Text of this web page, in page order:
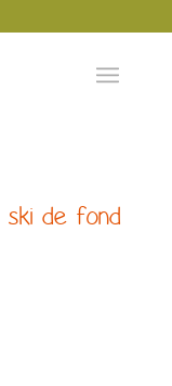
ski de fond